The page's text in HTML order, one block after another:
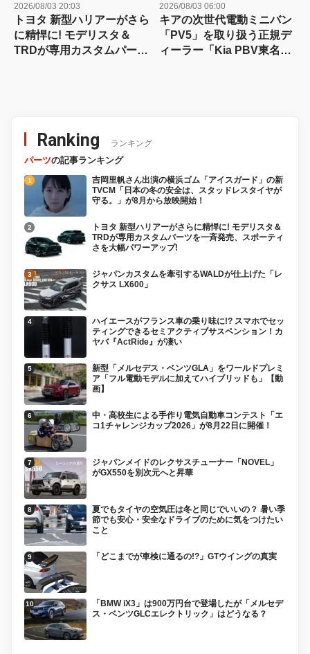
2026/08/03 20:03
トヨタ 新型ハリアーがさら
に精悍に! モデリスタ＆
TRDが専用カスタムパーツ
2026/08/03 06:00
キアの次世代電動ミニバン
「PV5」を取り扱う正規デ
ィーラー「Kia PBV東名横
Ranking ランキング
パーツの記事ランキング
吉岡里帆さん出演の横浜ゴム「アイスガード」の新
TVCM「日本の冬の安全は、スタッドレスタイヤが
守る。」が8月から放映開始！
トヨタ 新型ハリアーがさらに精悍に! モデリスタ＆
TRDが専用カスタムパーツを一斉発売、スポーティ
さを大幅パワーアップ!
ジャパンカスタムを牽引するWALDが仕上げた「レ
クサス LX600」
ハイエースがフランス車の乗り味に!? スマホでセッ
ティングできるセミアクティブサスペンション！カ
ヤバ『ActRide』が凄い
新型「メルセデス・ベンツGLA」をワールドプレミ
ア「フル電動モデルに加えてハイブリッドも」【動
画】
中・高校生による手作り電気自動車コンテスト「エ
コ1チャレンジカップ2026」が8月22日に開催！
ジャパンメイドのレクサスチューナー「NOVEL」
がGX550を別次元へと昇華
夏でもタイヤの空気圧は冬と同じでいいの？ 暑い季
節でも安心・安全なドライブのために気をつけたい
こと
「どこまでが車検に通るの!?」GTウイングの真実
「BMW iX3」は900万円台で登場したが「メルセデ
ス・ベンツGLCエレクトリック」はどうなる？